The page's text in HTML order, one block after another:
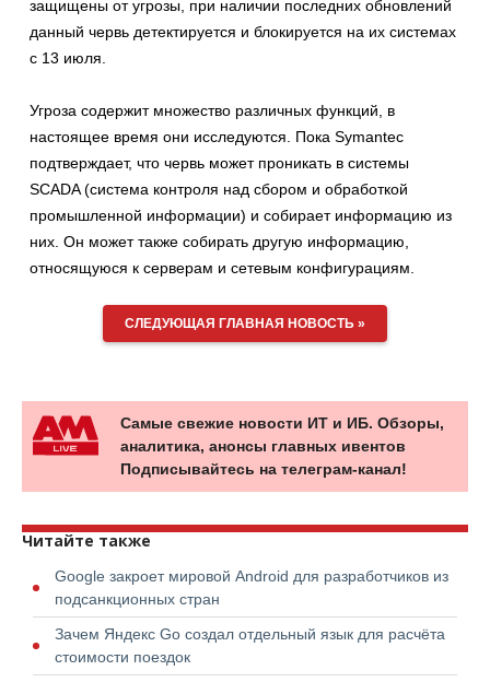
защищены от угрозы, при наличии последних обновлений
данный червь детектируется и блокируется на их системах
с 13 июля.
Угроза содержит множество различных функций, в
настоящее время они исследуются. Пока Symantec
подтверждает, что червь может проникать в системы
SCADA (система контроля над сбором и обработкой
промышленной информации) и собирает информацию из
них. Он может также собирать другую информацию,
относящуюся к серверам и сетевым конфигурациям.
СЛЕДУЮЩАЯ ГЛАВНАЯ НОВОСТЬ »
Самые свежие новости ИТ и ИБ. Обзоры,
аналитика, анонсы главных ивентов
Подписывайтесь на телеграм-канал!
Читайте также
Google закроет мировой Android для разработчиков из
подсанкционных стран
Зачем Яндекс Go создал отдельный язык для расчёта
стоимости поездок